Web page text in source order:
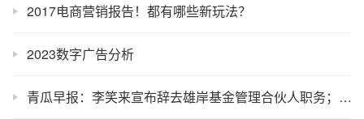
2017电商营销报告！都有哪些新玩法？
2023数字广告分析
青瓜早报：李笑来宣布辞去雄岸基金管理合伙人职务；微信称隐私保护比支付宝更严格……